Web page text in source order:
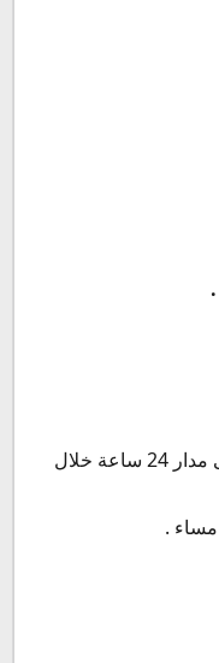
يمكن الإتصال بمركز خدمة العملاء على مدار 24 ساعة خلال